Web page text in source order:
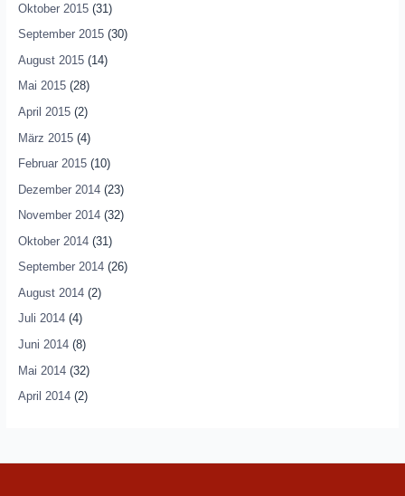
Oktober 2015(31)
September 2015(30)
August 2015(14)
Mai 2015(28)
April 2015(2)
März 2015(4)
Februar 2015(10)
Dezember 2014(23)
November 2014(32)
Oktober 2014(31)
September 2014(26)
August 2014(2)
Juli 2014(4)
Juni 2014(8)
Mai 2014(32)
April 2014(2)